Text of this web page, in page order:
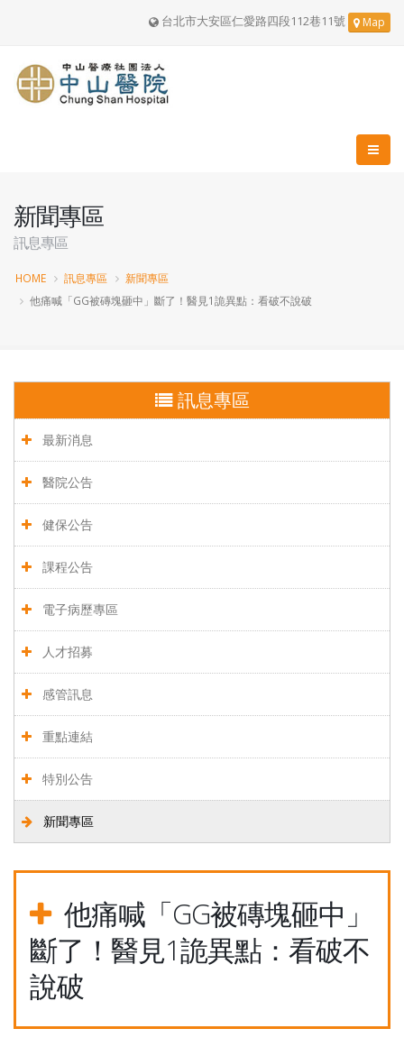
台北市大安區仁愛路四段112巷11號 Map
新聞專區
訊息專區
HOME 訊息專區
新聞專區
他痛喊「GG被磚塊砸中」斷了！醫見1詭異點：看破不說破
訊息專區
最新消息
醫院公告
健保公告
課程公告
電子病歷專區
人才招募
感管訊息
重點連結
特別公告
新聞專區
他痛喊「GG被磚塊砸中」
斷了！醫見1詭異點：看破不
說破